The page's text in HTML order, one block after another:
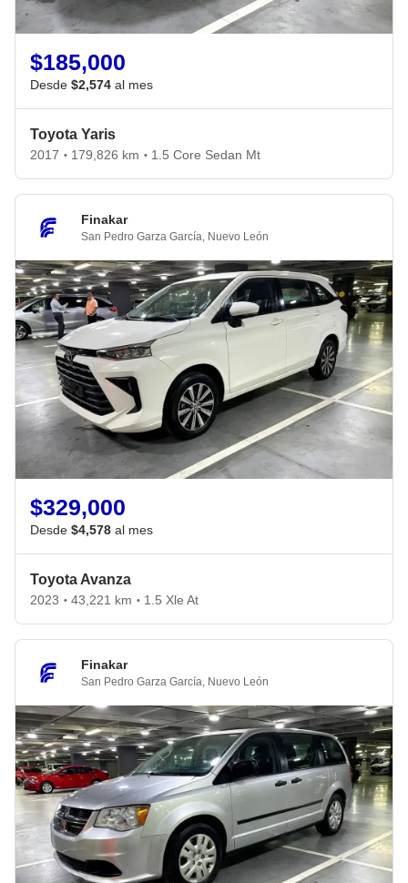
$185,000
Desde $2,574 al mes
Toyota Yaris
2017 • 179,826 km • 1.5 Core Sedan Mt
Finakar
San Pedro Garza García Nuevo León
$329,000
Desde $4,578 al mes
Toyota Avanza
2023 • 43,221 km • 1.5 Xle At
Finakar
San Pedro Garza García Nuevo León